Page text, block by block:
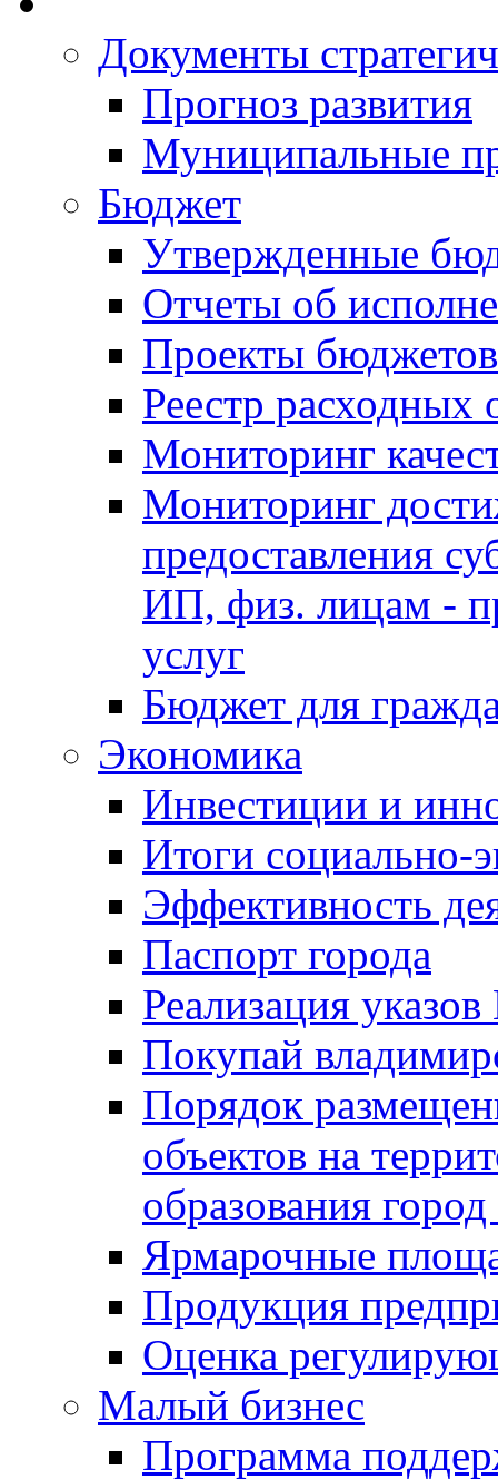
Документы
Прогноз развития
Муниципальные
Бюджет
Утвержденные
Отчеты об
Проекты бюджетов
Реестр расходных
Мониторинг
Мониторинг
предоставления
ИП, физ. лицам -
услуг
Бюджет для
Экономика
Инвестиции и
Итоги социально-
Эффективность
Паспорт города
Реализация
Покупай
Порядок
объектов на
образования
Ярмарочные
Продукция
Оценка
Малый бизнес
Программа